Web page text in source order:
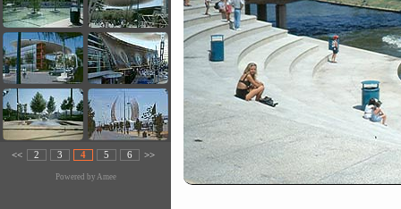
<< 2 3 4 5 6 >>
Powered by Amee